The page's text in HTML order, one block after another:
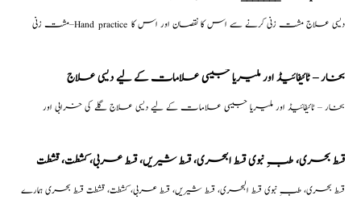
مشت زنی–Hand practice دیسی علاج مشت زنی کرنے سے اس کا نقصان اور اس کا
بخار – ٹائیفائیڈ اور ملیریا جیسی علامات کے لیے دیسی علاج
بخار – ٹائیفائیڈ اور ملیریا جیسی علامات کے لیے دیسی علاج گلے کی خرابی اور
قسط بحری، طبِ نبوی قسط البحری، قسط شیریں، قسط عربی، كشطت، قشطت
قسط بحری، طبِ نبوی قسط البحری، قسط شیریں، قسط عربی، كشطت، قشطت قسط بحری ہمارے